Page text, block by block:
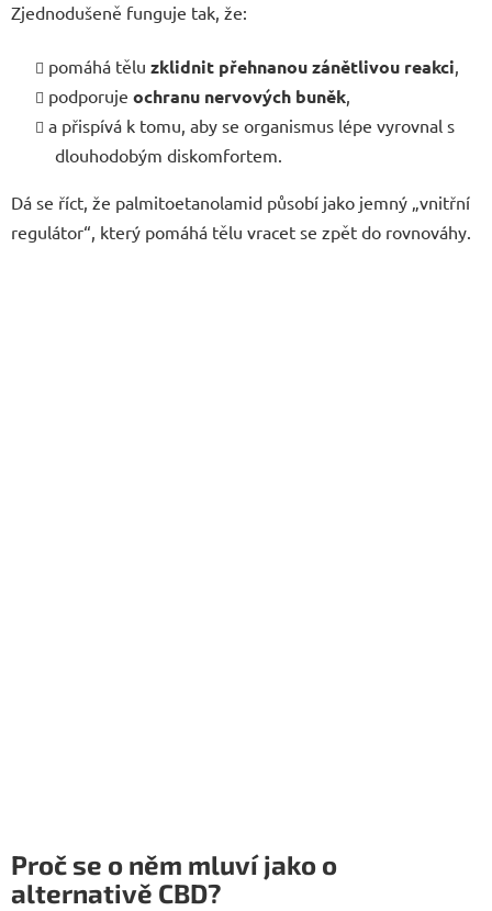
Zjednodušeně funguje tak, že:
pomáhá tělu zklidnit přehnanou zánětlivou reakci,
podporuje ochranu nervových buněk,
a přispívá k tomu, aby se organismus lépe vyrovnal s
dlouhodobým diskomfortem.
Dá se říct, že palmitoetanolamid působí jako jemný „vnitřní
regulátor“, který pomáhá tělu vracet se zpět do rovnováhy.
Proč se o něm mluví jako o
alternativě CBD?